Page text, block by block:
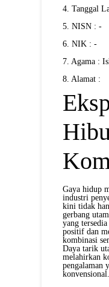
4. Tanggal
5. NISN : -
6. NIK : -
7. Agama :
8. Alamat :
Gaya hidup
industri
kini tidak
gerbang
yang
positif dan
kombinasi
Daya tarik
melahirkan
pengalaman
konvensional.